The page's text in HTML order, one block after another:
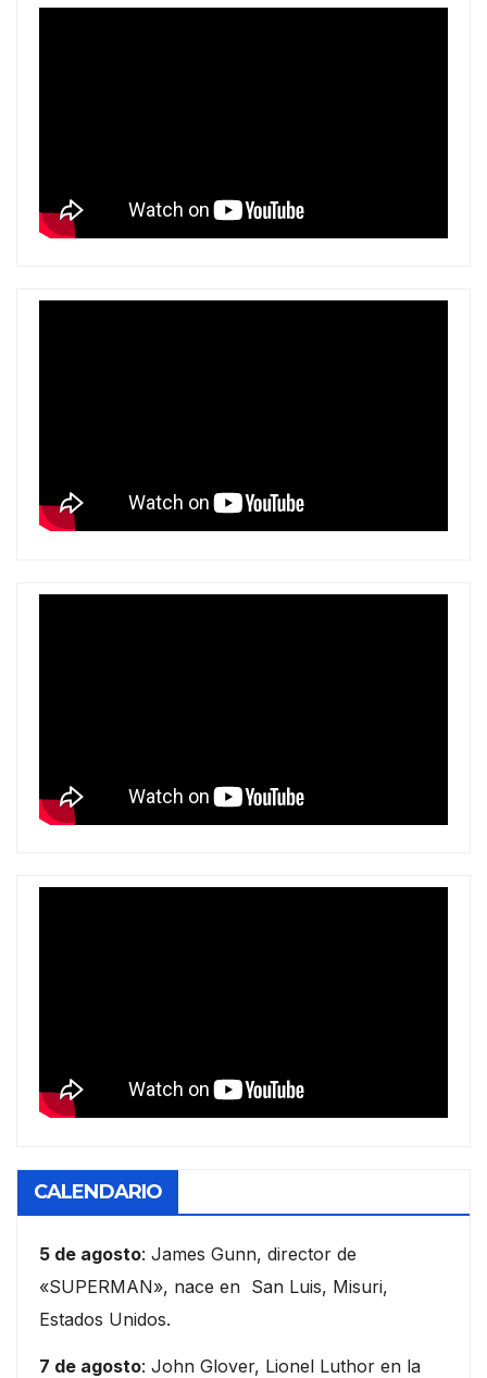
CALENDARIO
5 de agosto: James Gunn, director de
«SUPERMAN», nace en San Luis, Misuri,
Estados Unidos.
7 de agosto: John Glover, Lionel Luthor en la